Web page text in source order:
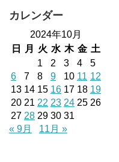
カレンダー
2024年10月
日
月 火 水 木 金 土
1
2 3 4
5
6
7 8 9 10 11 12
13 14 15 16 17 18 19
20 21 22 23 24 25 26
27 28 29 30 31
« 9月
11月 »